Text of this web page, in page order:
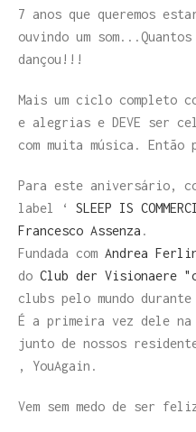
7 anos que queremos
ouvindo um
dançou!!!
Mais um ciclo completo
e alegrias e DEVE ser
com muita música. Então
Para este aniversário,
label ‘ SLEEP IS
Francesco Assenza .
Fundada com Andrea
do Club der Visionaere
clubs pelo mundo
É a primeira vez dele
junto de nossos
, YouAgain.
Vem sem medo de ser